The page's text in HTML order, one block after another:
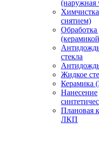
(наружная
снятием)
Обработка
стекла
Жидкое
Керамика
Нанесение
Плановая
ЛКП